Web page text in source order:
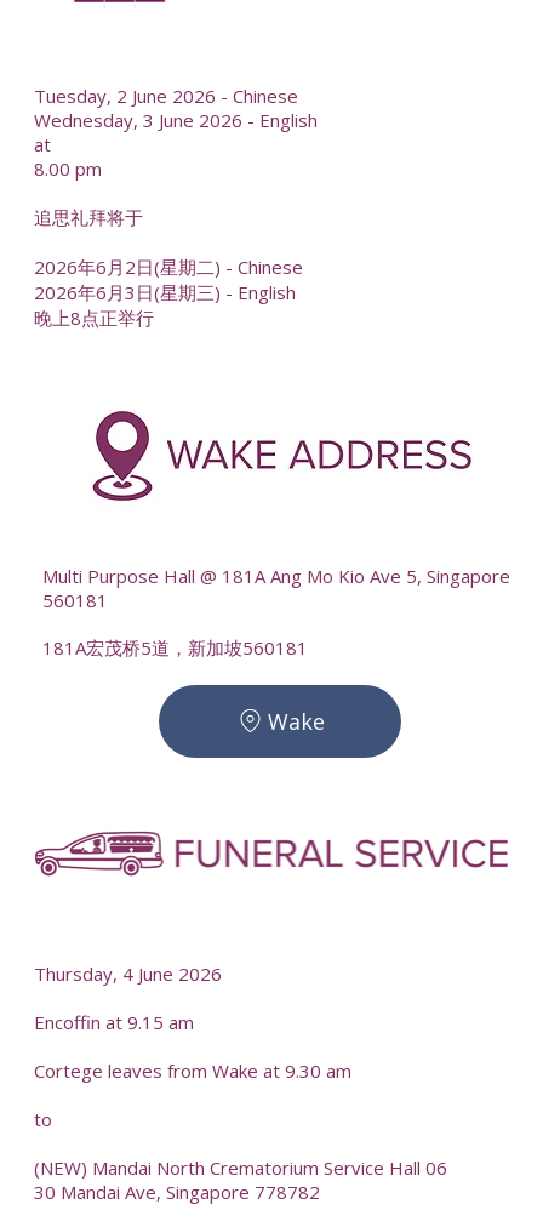
Tuesday, 2 June 2026 - Chinese
Wednesday, 3 June 2026 - English
at
8.00 pm
追思礼拜将于
2026年6月2日(星期二) - Chinese
2026年6月3日(星期三) - English
晚上8点正举行
Multi Purpose Hall @ 181A Ang Mo Kio Ave 5, Singapore
560181
181A宏茂桥5道，新加坡560181
Wake
Thursday, 4 June 2026
Encoffin at 9.15 am
Cortege leaves from Wake at 9.30 am
to
(NEW) Mandai North Crematorium Service Hall 06
30 Mandai Ave, Singapore 778782